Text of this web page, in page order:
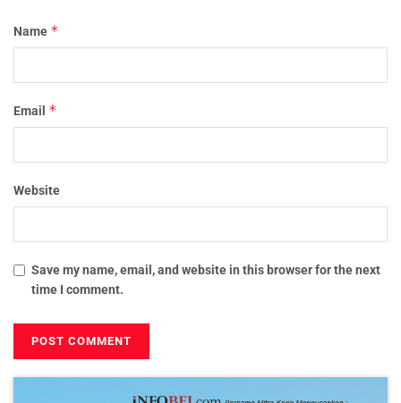
Name *
Email *
Website
Save my name, email, and website in this browser for the next
time I comment.